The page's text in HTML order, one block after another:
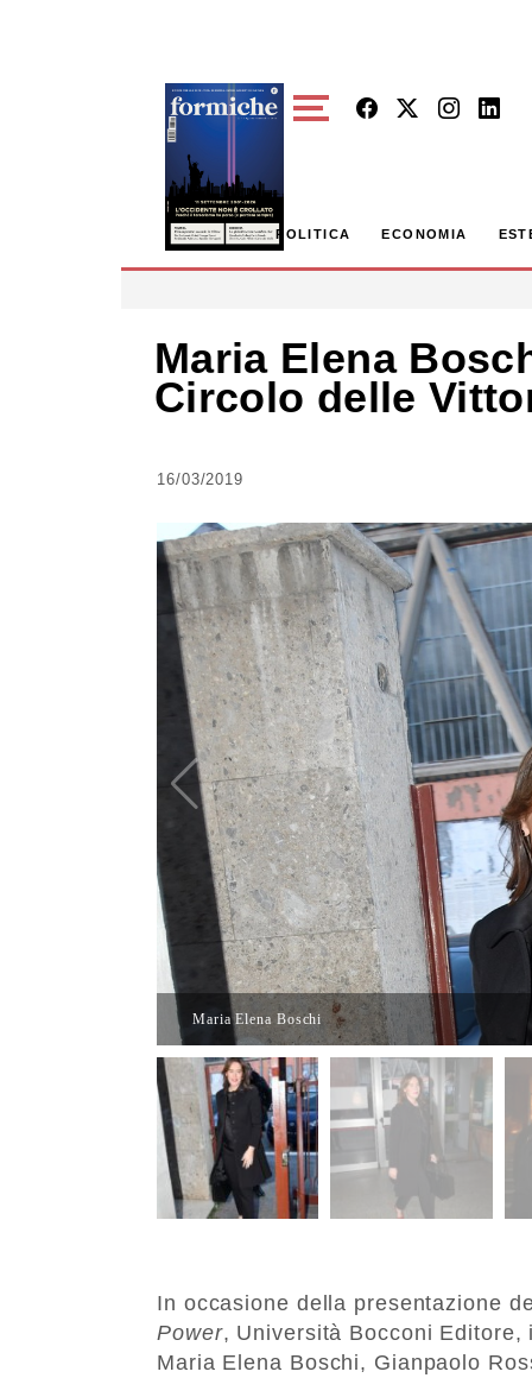
POLITICA ECONOMIA
Maria Elena
Circolo delle
16/03/2019
Maria Elena Boschi
In occasione della presentazione
Power, Università Bocconi
Maria Elena Boschi, Gianpaolo